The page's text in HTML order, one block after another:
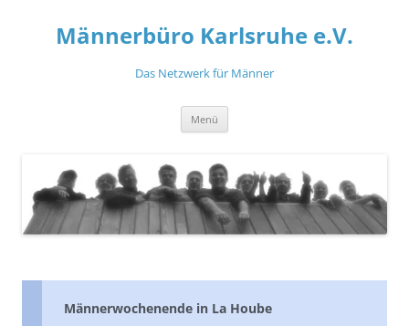
springenMännerbüro Karlsruhe e.V.
Das Netzwerk für Männer
Menü
Männerwochenende in La Hoube